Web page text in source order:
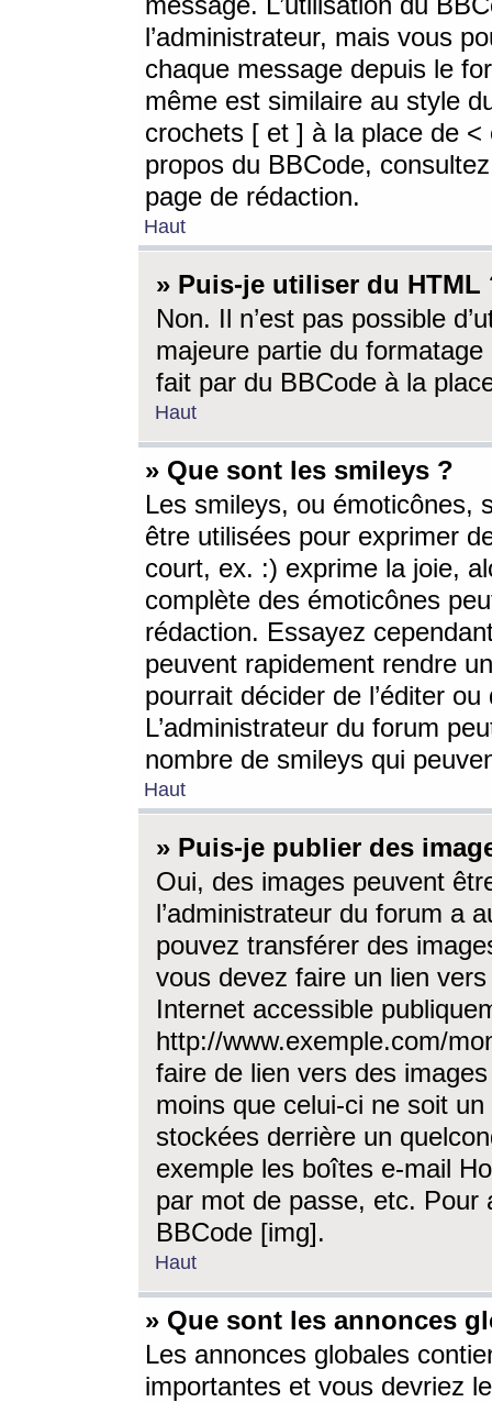
l’administrateur, mais vous
chaque message depuis le
même est similaire au style
crochets [ et ] à la place de <
propos du BBCode,
page de rédaction.
Haut
» Puis-je utiliser du HTML
Non. Il n’est pas possible
majeure partie du
fait par du BBCode à la
Haut
» Que sont les smileys ?
Les smileys, ou émoticônes,
être utilisées pour exprimer
court, ex. :) exprime la joie,
complète des émoticônes
rédaction. Essayez
peuvent rapidement rendre
pourrait décider de l’éditer
L’administrateur du forum
nombre de smileys qui
Haut
» Puis-je publier des
Oui, des images peuvent
l’administrateur du forum a
pouvez transférer des
vous devez faire un lien
Internet accessible
http://www.exemple.com/
faire de lien vers des
moins que celui-ci ne soit
stockées derrière un
exemple les boîtes e-mail
par mot de passe, etc. Pour
BBCode [img].
Haut
» Que sont les annonces
Les annonces globales
importantes et vous devriez